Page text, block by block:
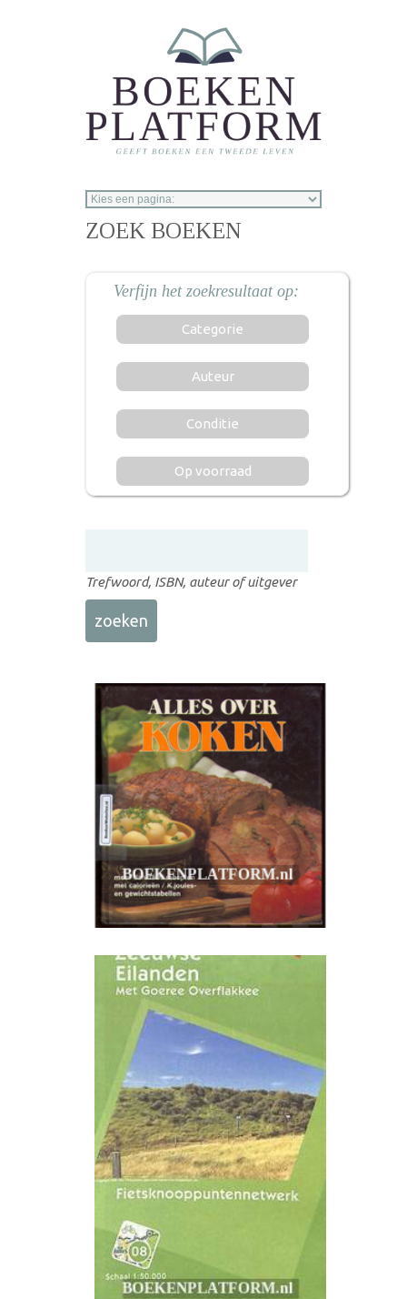
ZOEK BOEKEN
Categorie
Auteur
Conditie
Op voorraad
Trefwoord, ISBN, auteur of uitgever